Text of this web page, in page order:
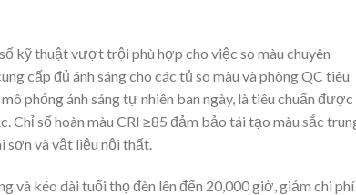
kỹ thuật vượt trội phù hợp cho việc so màu chuyên
cấp đủ ánh sáng cho các tủ so màu và phòng QC tiêu
phỏng ánh sáng tự nhiên ban ngày, là tiêu chuẩn được
Chỉ số hoàn màu CRI ≥85 đảm bảo tái tạo màu sắc
sơn và vật liệu nội thất.
và kéo dài tuổi thọ đèn lên đến 20,000 giờ, giảm chi phí